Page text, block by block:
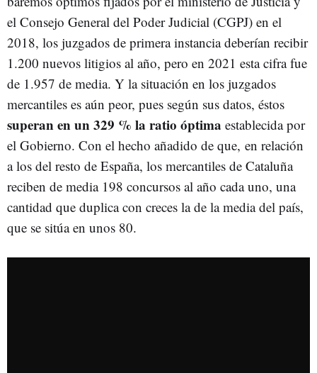
el Consejo General del Poder Judicial (CGPJ) en el
2018, los juzgados de primera instancia deberían recibir
1.200 nuevos litigios al año, pero en 2021 esta cifra fue
de 1.957 de media. Y la situación en los juzgados
mercantiles es aún peor, pues según sus datos, éstos
superan en un 329 % la ratio óptima establecida por
el Gobierno. Con el hecho añadido de que, en relación
a los del resto de España, los mercantiles de Cataluña
reciben de media 198 concursos al año cada uno, una
cantidad que duplica con creces la de la media del país,
que se sitúa en unos 80.